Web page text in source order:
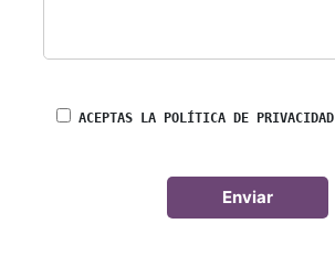
ACEPTAS LA POLÍTICA DE PRIVACIDAD